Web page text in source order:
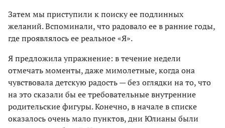
Затем мы приступили к поиску ее подлинных
желаний. Вспоминали, что радовало ее в ранние годы,
где проявлялось ее реальное «Я».
Я предложила упражнение: в течение недели
отмечать моменты, даже мимолетные, когда она
чувствовала детскую радость — без оглядки на то, что
на это сказали бы ее требовательные внутренние
родительские фигуры. Конечно, в начале в списке
оказалось очень мало пунктов, дни Юлианы были